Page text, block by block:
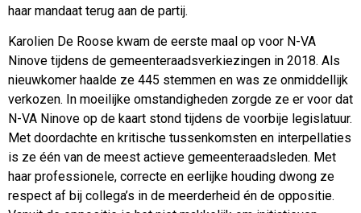
haar mandaat terug aan de partij.
Karolien De Roose kwam de eerste maal op voor N-VA
Ninove tijdens de gemeenteraadsverkiezingen in 2018. Als
nieuwkomer haalde ze 445 stemmen en was ze onmiddellijk
verkozen. In moeilijke omstandigheden zorgde ze er voor dat
N-VA Ninove op de kaart stond tijdens de voorbije legislatuur.
Met doordachte en kritische tussenkomsten en interpellaties
is ze één van de meest actieve gemeenteraadsleden. Met
haar professionele, correcte en eerlijke houding dwong ze
respect af bij collega’s in de meerderheid én de oppositie.